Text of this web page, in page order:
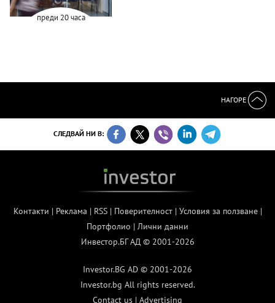
преди 20 часа
НАГОРЕ
СЛЕДВАЙ НИ В:
Контакти | Реклама | RSS| Поверителност| Условия за ползване|
Портфолио | Лични данни
Инвестор.БГ АД © 2001-2026
Investor.BG AD © 2001-2026
Investor.bg All rights reserved.
Contact us | Advertising